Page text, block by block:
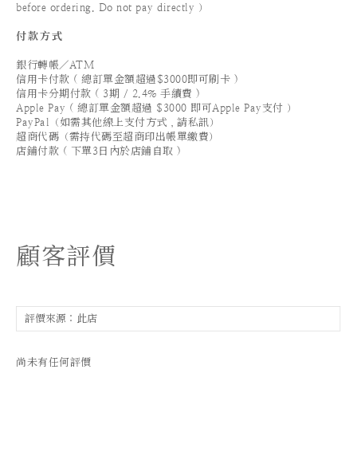
before ordering. Do not pay directly ）
付款方式
銀行轉帳／ATM
信用卡付款 ( 總訂單金額超過$3000即可刷卡 )
信用卡分期付款 ( 3期 / 2.4% 手續費 )
Apple Pay ( 總訂單金額超過 $3000 即可Apple Pay支付 ）
PayPal（如需其他線上支付方式，請私訊）
超商代碼（需持代碼至超商印出帳單繳費）
店鋪付款 ( 下單3日內於店鋪自取 )
顧客評價
尚未有任何評價